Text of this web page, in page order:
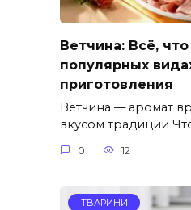
Ветчина: Всё,
популярных
приготовления
Ветчина — аромат
вкусом традиции
0 12
ТВАРИНИ